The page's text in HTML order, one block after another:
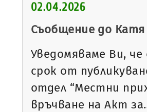
02.04.2026
Съобщение до
Уведомяваме Ви, че
срок от
отдел “Местни
връчване на Акт